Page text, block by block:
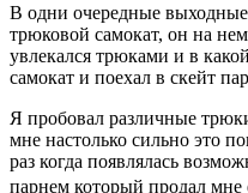
В одни очередные
трюковой самокат, он на
увлекался трюками и в
самокат и поехал в скейт
Я пробовал различные
мне настолько сильно это
раз когда появлялась
парнем который продал мне